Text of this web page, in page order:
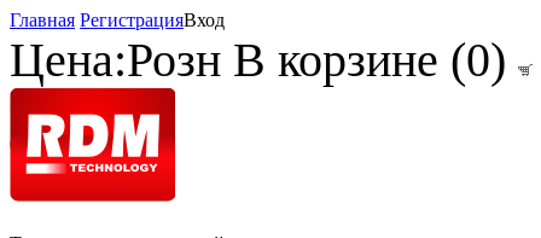
Главная РегистрацияВход
Цена:Розн В корзине (0)